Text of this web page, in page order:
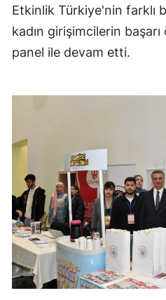
Etkinlik Türkiye'nin farklı
kadın girişimcilerin başarı
panel ile devam etti.